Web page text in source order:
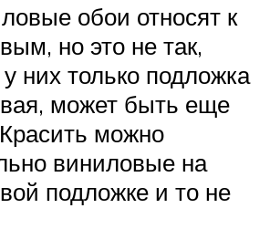
обои относят к
но это не так,
них только подложка
может быть еще
можно
виниловые на
подложке и то не